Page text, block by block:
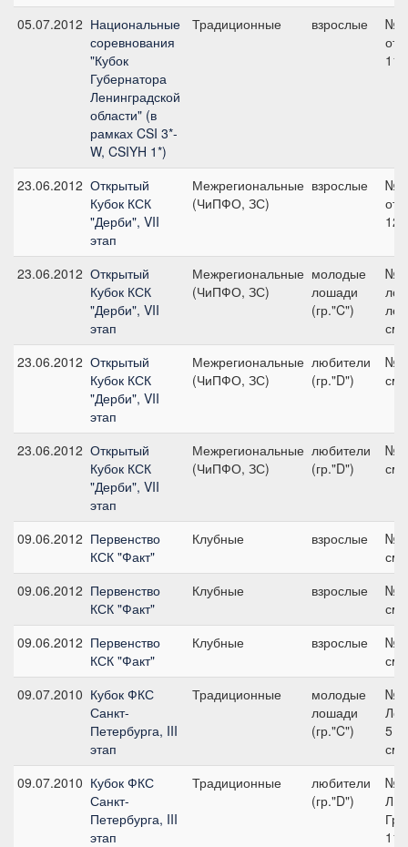
05.07.2012 Национальные
соревнования
"Кубок
Губернатора
Ленинградской
области" (в
рамках CSI 3*-
W, CSIYH 1*)
Традиционные взрослые
№1,
23.06.2012 Открытый
Кубок КСК
"Дерби", VII
этап
Межрегиональные
(ЧиПФО, ЗС)
взрослые
№2,
23.06.2012 Открытый
Кубок КСК
"Дерби", VII
этап
Межрегиональные
(ЧиПФО, ЗС)
молодые
лошади
(гр."C")
№2,
см
23.06.2012 Открытый
Кубок КСК
"Дерби", VII
этап
Межрегиональные
(ЧиПФО, ЗС)
любители
(гр."D")
см
23.06.2012 Открытый
Кубок КСК
"Дерби", VII
этап
Межрегиональные
(ЧиПФО, ЗС)
любители
(гр."D")
см
09.06.2012 Первенство
КСК "Факт"
Клубные взрослые
см
09.06.2012 Первенство
КСК "Факт"
Клубные взрослые
см
09.06.2012 Первенство
КСК "Факт"
Клубные взрослые
см
09.07.2010 Кубок ФКС
Санкт-
Петербурга, III
этап
Традиционные
молодые
лошади
(гр."C")
№ 1
5
см
09.07.2010 Кубок ФКС
Санкт-
Петербурга, III
этап
Традиционные
любители
(гр."D")
№ 1